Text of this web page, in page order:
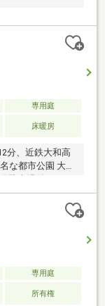
専用庭
床暖房
分、近鉄大和高
な都市公園 大中
有面積：71.19
部分）・ペット
コープ面積：
積0.78㎡含む※駐
たら、ぜひお
施設〉・高田小
ｍ 〈周辺施
エルシア大和
専用庭
所有権